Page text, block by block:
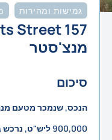
גמישות ומהירות
מנצ'סטר
סיכום
הנכס, שנמכר מטעם
900,000